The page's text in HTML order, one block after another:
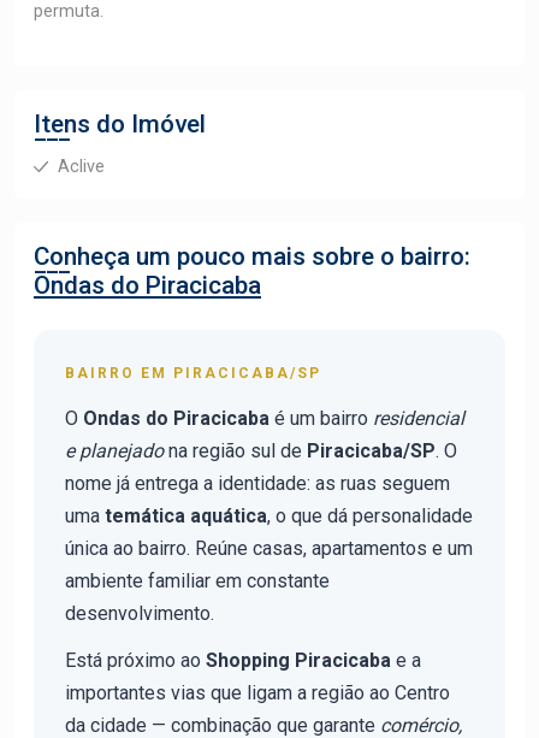
permuta.
Itens do Imóvel
Aclive
Conheça um pouco mais sobre o bairro:
Ondas do Piracicaba
BAIRRO EM PIRACICABA/SP
O Ondas do Piracicaba é um bairro residencial
e planejadona região sul de Piracicaba/SP. O
nome já entrega a identidade: as ruas seguem
uma temática aquática, o que dá personalidade
única ao bairro. Reúne casas, apartamentos e um
ambiente familiar em constante
desenvolvimento.
Está próximo ao Shopping Piracicaba e a
importantes vias que ligam a região ao Centro
da cidade — combinação que garante comércio,